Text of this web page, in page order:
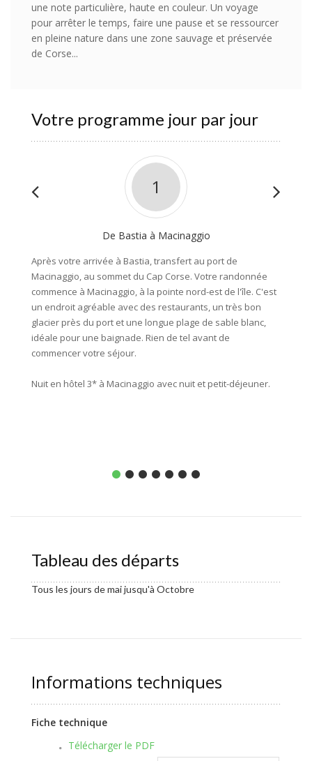
une note particulière, haute en couleur. Un voyage
pour arrêter le temps, faire une pause et se ressourcer
en pleine nature dans une zone sauvage et préservée
de Corse...
Votre programme jour par jour
1
De Bastia à Macinaggio
Après votre arrivée à Bastia, transfert au port de
Macinaggio, au sommet du Cap Corse. Votre randonnée
commence à Macinaggio, à la pointe nord-est de l'île. C'est
un endroit agréable avec des restaurants, un très bon
glacier près du port et une longue plage de sable blanc,
idéale pour une baignade. Rien de tel avant de
commencer votre séjour.
Nuit en hôtel 3* à Macinaggio avec nuit et petit-déjeuner.
Tableau des départs
Tous les jours de mai jusqu'à Octobre
Informations techniques
Fiche technique
Télécharger le PDF